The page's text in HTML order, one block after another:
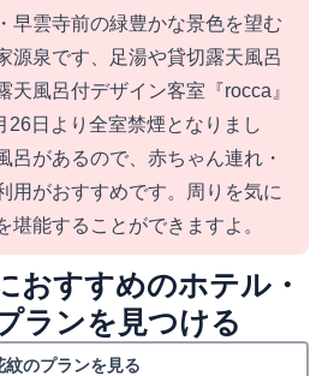
早雲寺前の緑豊かな景色を望む
源泉です、足湯や貸切露天風呂
天風呂付デザイン客室『rocca』
26日より全室禁煙となりまし
呂があるので、赤ちゃん連れ・
用がおすすめです。周りを気に
堪能することができますよ。
おすすめのホテル・
ランを見つける
のプランを見る